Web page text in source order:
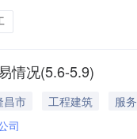
情况(5.6-5.9)
昌市 工程建筑
服务
司